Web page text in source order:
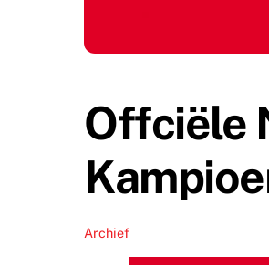
Offciële
Archief